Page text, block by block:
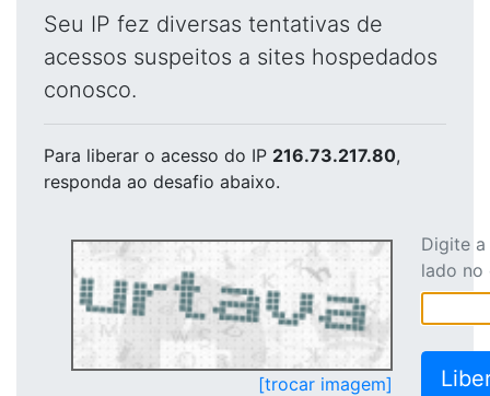
Seu IP fez diversas tentativas de
acessos suspeitos a sites hospedados
conosco.
Para liberar o acesso do IP 216.73.217.80,
responda ao desafio abaixo.
[trocar imagem]
Digite
lado no